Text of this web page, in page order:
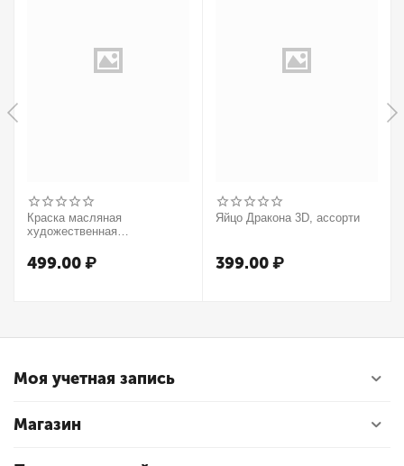
Краска масляная
художественная
37мл, туба, оранжевый
499.00₽
Яйцо Дракона 3D, ассорти
399.00₽
Моя учетная запись
Магазин